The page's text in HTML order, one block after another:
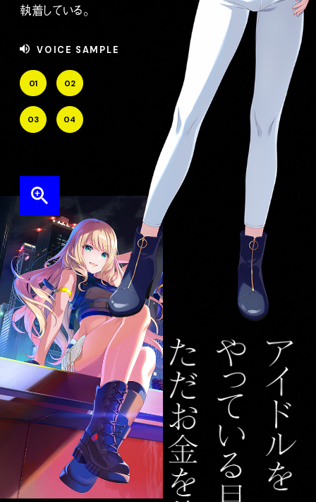
執着している。
VOICE SAMPLE
01 02
03 04